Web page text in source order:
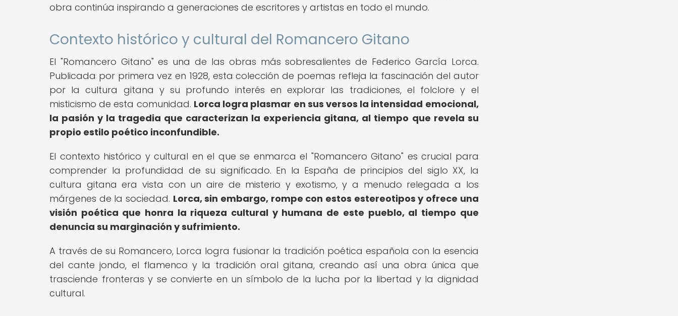
obra continúa inspirando a generaciones de escritores y artistas en todo el mundo.
Contexto histórico y cultural del Romancero Gitano
El "Romancero Gitano" es una de las obras más sobresalientes de Federico García Lorca.
Publicada por primera vez en 1928, esta colección de poemas refleja la fascinación del autor
por la cultura gitana y su profundo interés en explorar las tradiciones, el folclore y el
misticismo de esta comunidad. Lorca logra plasmar en sus versos la intensidad emocional,
la pasión y la tragedia que caracterizan la experiencia gitana, al tiempo que revela su
propio estilo poético inconfundible.
El contexto histórico y cultural en el que se enmarca el "Romancero Gitano" es crucial para
comprender la profundidad de su significado. En la España de principios del siglo XX, la
cultura gitana era vista con un aire de misterio y exotismo, y a menudo relegada a los
márgenes de la sociedad. Lorca, sin embargo, rompe con estos estereotipos y ofrece una
visión poética que honra la riqueza cultural y humana de este pueblo, al tiempo que
denuncia su marginación y sufrimiento.
A través de su Romancero, Lorca logra fusionar la tradición poética española con la esencia
del cante jondo, el flamenco y la tradición oral gitana, creando así una obra única que
trasciende fronteras y se convierte en un símbolo de la lucha por la libertad y la dignidad
cultural.